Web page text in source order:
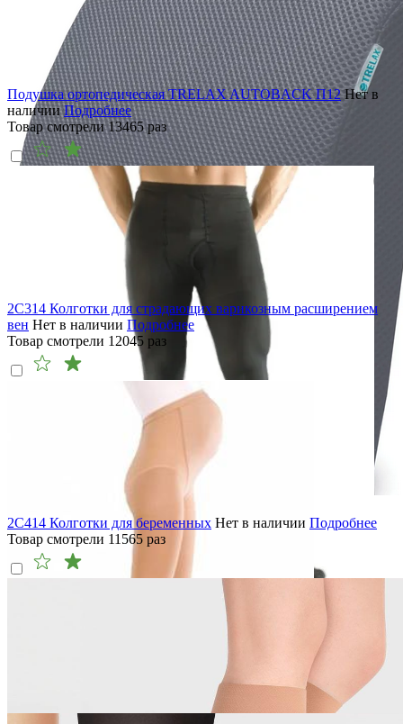
Подушка ортопедическая TRELAX AUTOBACK П12 Нет в
наличии Подробнее
Товар смотрели13465раз
2C314 Колготки для страдающих варикозным расширением
вен Нет в наличии Подробнее
Товар смотрели 12045 раз
2C414 Колготки для беременных Нет в наличии Подробнее
Товар смотрели 11565 раз